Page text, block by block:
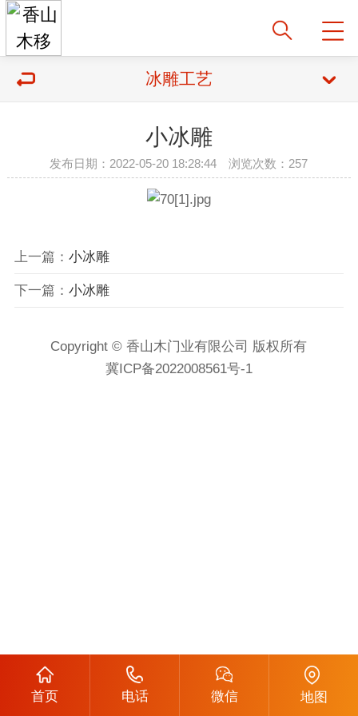
冰雕工艺
小冰雕
发布日期：2022-05-20 18:28:44 浏览次数：257
上一篇： 小冰雕
下一篇： 小冰雕
Copyright © 香山木门业有限公司 版权所有
冀ICP备2022008561号-1
首页 电话 微信 地图